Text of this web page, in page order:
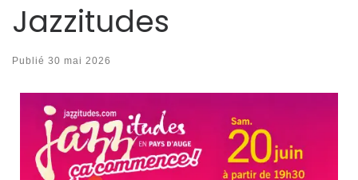
Jazzitudes
Publié 30 mai 2026